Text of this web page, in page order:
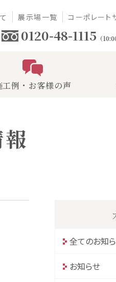
展示場一覧 コーポレート
0120-48-1115 （
工例・お客様の声
全てのお知
お知らせ